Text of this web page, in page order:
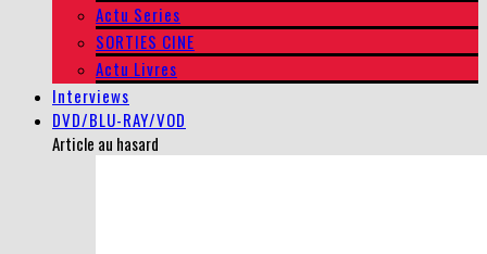
Actu Series
SORTIES CINE
Actu Livres
Interviews
DVD/BLU-RAY/VOD
Article au hasard